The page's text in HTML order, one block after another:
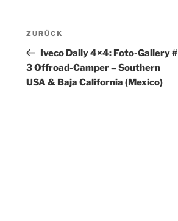
Beitragsnavigation
Vorheriger
Beitrag
ZURÜCK
Iveco Daily 4×4: Foto-Gallery #
3 Offroad-Camper – Southern
USA & Baja California (Mexico)